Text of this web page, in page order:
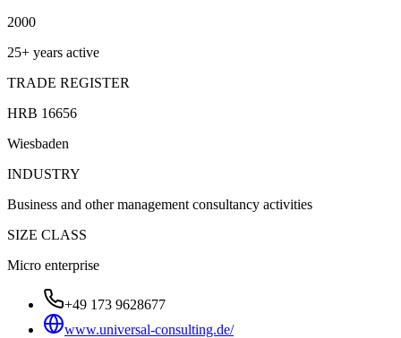
2000
25+ years active
TRADE REGISTER
HRB 16656
Wiesbaden
INDUSTRY
Business and other management consultancy activities
SIZE CLASS
Micro enterprise
+49 173 9628677
www.universal-consulting.de/